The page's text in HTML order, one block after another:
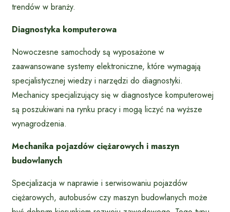
trendów w branży.
Diagnostyka komputerowa
Nowoczesne samochody są wyposażone w
zaawansowane systemy elektroniczne, które wymagają
specjalistycznej wiedzy i narzędzi do diagnostyki.
Mechanicy specjalizujący się w diagnostyce komputerowej
są poszukiwani na rynku pracy i mogą liczyć na wyższe
wynagrodzenia.
Mechanika pojazdów ciężarowych i maszyn
budowlanych
Specjalizacja w naprawie i serwisowaniu pojazdów
ciężarowych, autobusów czy maszyn budowlanych może